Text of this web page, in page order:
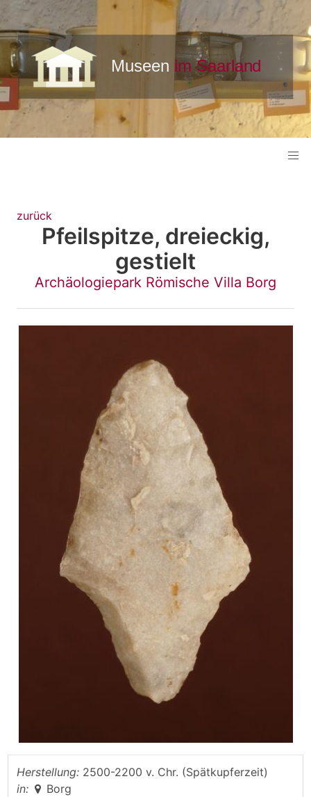
zurück
Pfeilspitze, dreieckig,
gestielt
Archäologiepark Römische Villa Borg
Herstellung: 2500-2200 v. Chr. (Spätkupferzeit)
in:
Borg